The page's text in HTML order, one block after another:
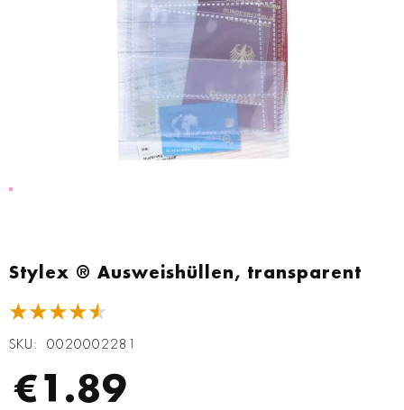
Stylex ® Ausweishüllen, transparent
★★★★★
SKU 0020002281
€1.89
Anfang
Bildgalerie